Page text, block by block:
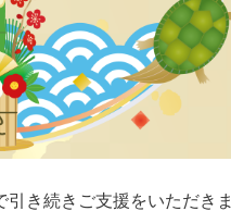
き続きご支援をいただき